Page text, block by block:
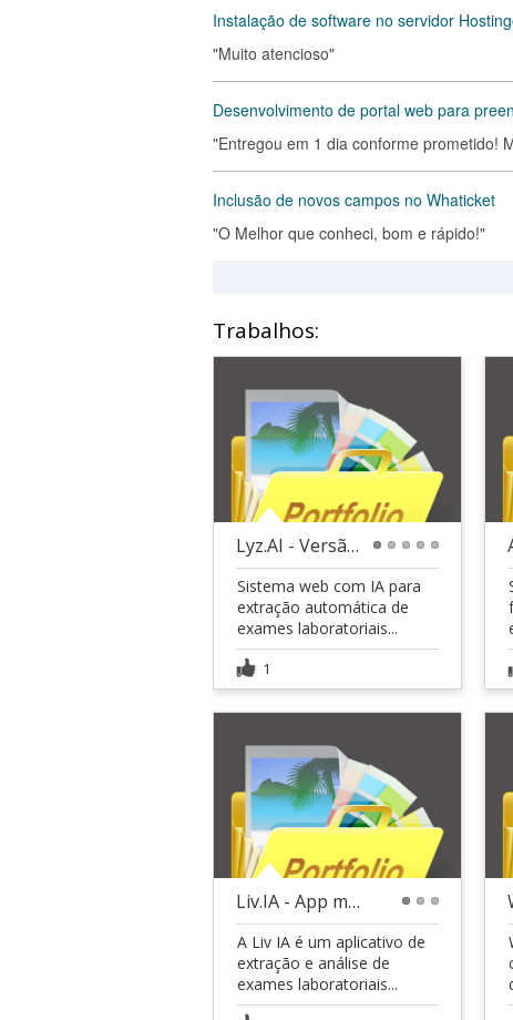
Instalação de software no servidor
"Muito atencioso"
Desenvolvimento de portal web para
"Entregou em 1 dia conforme prometido!
Inclusão de novos campos no Whaticket
"O Melhor que conheci, bom e rápido!"
Trabalhos:
Lyz.AI - Versão 2 - Extração e Análise de Exames
Sistema web com IA para
extração automática de
exames laboratoriais...
1
Liv.IA - App mobile de analise de exames com ia
A Liv IA é um aplicativo de
extração e análise de
exames laboratoriais...